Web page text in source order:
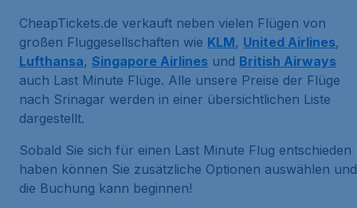
CheapTickets.de verkauft neben vielen Flügen von
großen Fluggesellschaften wie KLM, United Airlines,
Lufthansa, Singapore Airlines und British Airways
auch Last Minute Flüge. Alle unsere Preise der Flüge
nach Srinagar werden in einer übersichtlichen Liste
dargestellt.
Sobald Sie sich für einen Last Minute Flug entschieden
haben können Sie zusätzliche Optionen auswählen und
die Buchung kann beginnen!